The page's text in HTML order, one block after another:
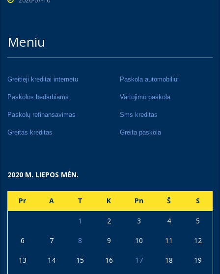
Meniu
Greitieji kreditai internetu Paskola automobiliui
Paskolos bedarbiams Vartojimo paskola
Paskolų refinansavimas Sms kreditas
Greitas kreditas Greita paskola
2020 M. LIEPOS MĖN.
Pr A T K Pn Š S
1 2 3 4 5
6 7 8 9 10 11 12
13 14 15 16 17 18 19